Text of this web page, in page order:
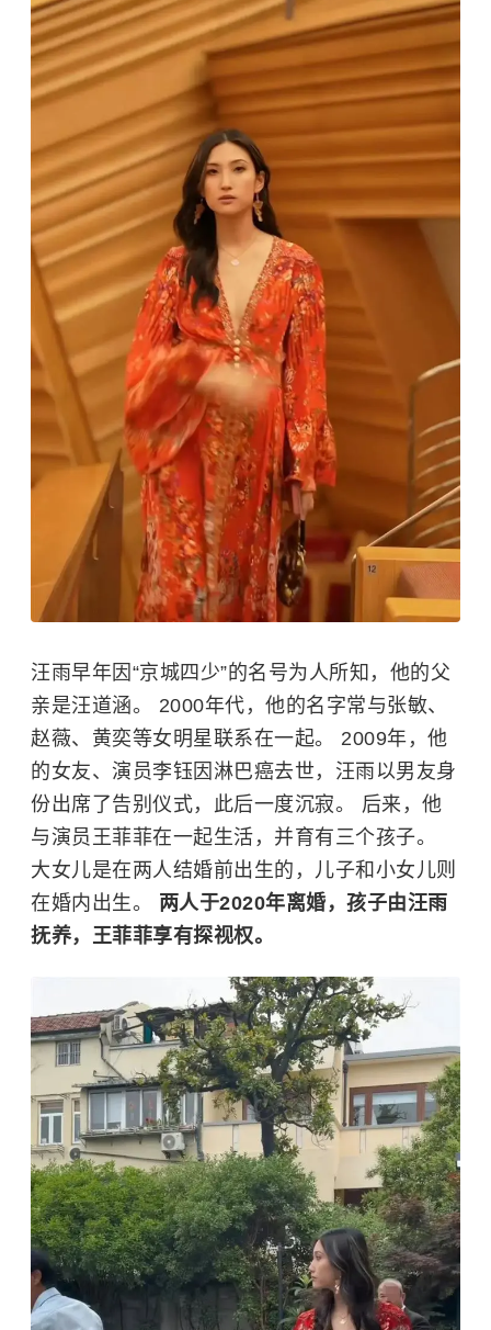
汪雨早年因“京城四少”的名号为人所知，他的父
亲是汪道涵。 2000年代，他的名字常与张敏、
赵薇、 黄奕等女明星联系在一起。 2009年，他
的女友、演员李钰 因淋巴癌去世，汪雨以男友身
份出席了告别仪式，此后一度沉寂。 后来，他
与演员王菲菲在一起生活，并育有三个孩子。
大女儿是在两人结婚前出生的，儿子和小女儿则
在婚内出生。 两人于2020年离婚，孩子由汪雨
抚养，王菲菲享有探视权。